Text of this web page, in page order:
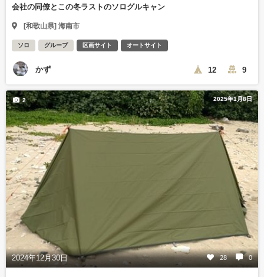
会社の同僚とこの冬ラストのソログルキャン
[和歌山県] 海南市
ソロ グループ 区画サイト オートサイト
かず 12 9
2025年1月8日
2024年12月30日 28 0
2